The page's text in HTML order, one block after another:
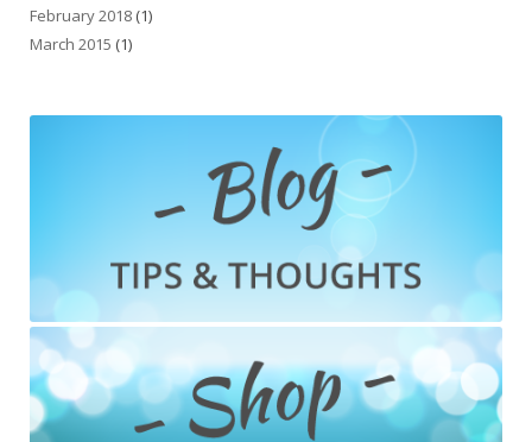
February 2018 (1)
March 2015 (1)